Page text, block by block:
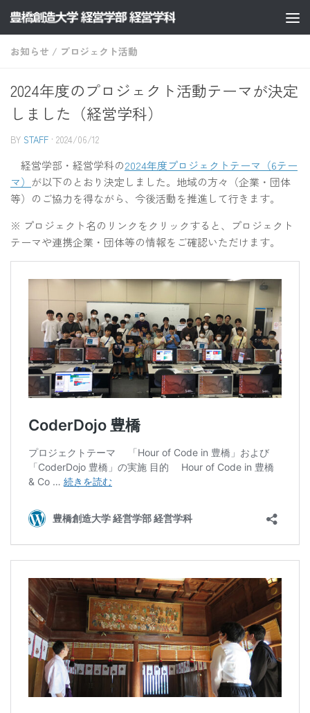
コンテンツへスキップ
お知らせ / プロジェクト活動
2024年度のプロジェクト活動テーマが決定
しました（経営学科）
BY STAFF · 2024/06/12
経営学部・経営学科の2024年度プロジェクトテーマ（6テー
マ） が以下のとおり決定しました。地域の方々（企業・団体
等）のご協力を得ながら、今後活動を推進して行きます。
※ プロジェクト名のリンクをクリックすると、プロジェクト
テーマや連携企業・団体等の情報をご確認いただけます。